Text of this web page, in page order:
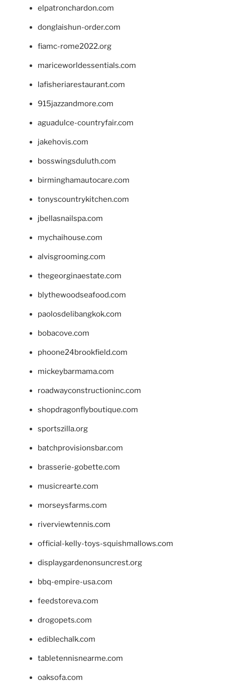
elpatronchardon.com
donglaishun-order.com
fiamc-rome2022.org
mariceworldessentials.com
lafisheriarestaurant.com
915jazzandmore.com
aguadulce-countryfair.com
jakehovis.com
bosswingsduluth.com
birminghamautocare.com
tonyscountrykitchen.com
jbellasnailspa.com
mychaihouse.com
alvisgrooming.com
thegeorginaestate.com
blythewoodseafood.com
paolosdelibangkok.com
bobacove.com
phoone24brookfield.com
mickeybarmama.com
roadwayconstructioninc.com
shopdragonflyboutique.com
sportszilla.org
batchprovisionsbar.com
brasserie-gobette.com
musicrearte.com
morseysfarms.com
riverviewtennis.com
official-kelly-toys-squishmallows.com
displaygardenonsuncrest.org
bbq-empire-usa.com
feedstoreva.com
drogopets.com
ediblechalk.com
tabletennisnearme.com
oaksofa.com